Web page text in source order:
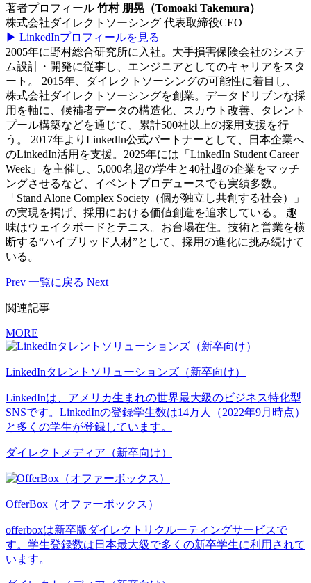
著者プロフィール 竹村 朋晃（Tomoaki Takemura）
株式会社ダイレクトソーシング 代表取締役CEO
▶︎ LinkedInプロフィールを見る
2005年に野村総合研究所に入社。大手損害保険会社のシステ
ム設計・開発に従事し、エンジニアとしてのキャリアをスタ
ート。 2015年、ダイレクトソーシングの可能性に着目し、
株式会社ダイレクトソーシングを創業。データドリブンな採
用を軸に、候補者データの構造化、スカウト改善、タレント
プール構築などを通じて、累計500社以上の採用支援を行
う。 2017年よりLinkedIn公式パートナーとして、日本企業へ
のLinkedIn活用を支援。2025年には「LinkedIn Student Career
Week」を主催し、5,000名超の学生と40社超の企業をマッチ
ングさせるなど、イベントプロデュースでも実績多数。
「Stand Alone Complex Society（個が独立し共創する社会）」
の実現を掲げ、採用における価値創造を追求している。 趣
味はウェイクボードとテニス。お台場在住。技術と営業を横
断する“ハイブリッド人材”として、採用の進化に挑み続けて
いる。
Prev 一覧に戻る Next
関連記事
MORE
LinkedInタレントソリューションズ（新卒向け）
LinkedInは、アメリカ生まれの世界最大級のビジネス特化型
SNSです。LinkedInの登録学生数は14万人（2022年9月時点）
と多くの学生が登録しています。
ダイレクトメディア（新卒向け）
OfferBox（オファーボックス）
offerboxは新卒版ダイレクトリクルーティングサービスで
す。学生登録数は日本最大級で多くの新卒学生に利用されて
います。